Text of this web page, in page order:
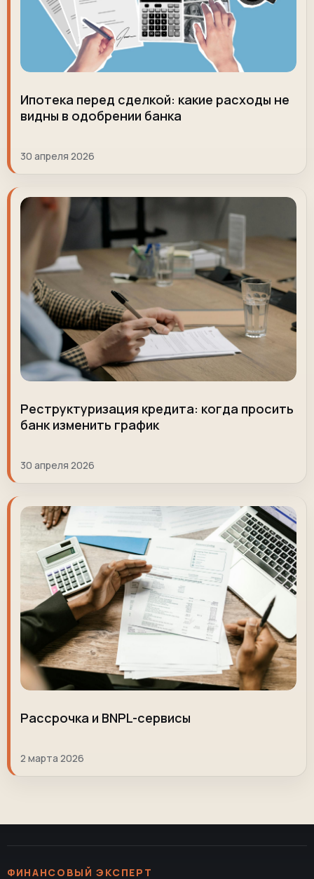
Ипотека перед сделкой: какие расходы не
видны в одобрении банка
30 апреля 2026
Реструктуризация кредита: когда просить
банк изменить график
30 апреля 2026
Рассрочка и BNPL-сервисы
2 марта 2026
ФИНАНСОВЫЙ ЭКСПЕРТ